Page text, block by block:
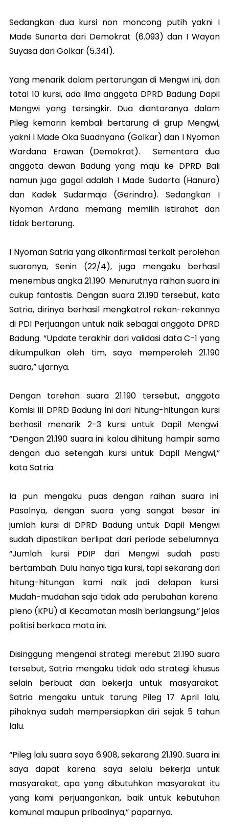
Sedangkan dua kursi non moncong putih yakni I
Made Sunarta dari Demokrat (6.093) dan I Wayan
Suyasa dari Golkar (5.341).
Yang menarik dalam pertarungan di Mengwi ini, dari
total 10 kursi, ada lima anggota DPRD Badung Dapil
Mengwi yang tersingkir. Dua diantaranya dalam
Pileg kemarin kembali bertarung di grup Mengwi,
yakni I Made Oka Suadnyana (Golkar) dan I Nyoman
Wardana Erawan (Demokrat). Sementara dua
anggota dewan Badung yang maju ke DPRD Bali
namun juga gagal adalah I Made Sudarta (Hanura)
dan Kadek Sudarmaja (Gerindra). Sedangkan I
Nyoman Ardana memang memilih istirahat dan
tidak bertarung.
I Nyoman Satria yang dikonfirmasi terkait perolehan
suaranya, Senin (22/4), juga mengaku berhasil
menembus angka 21.190. Menurutnya raihan suara ini
cukup fantastis. Dengan suara 21.190 tersebut, kata
Satria, dirinya berhasil mengkatrol rekan-rekannya
di PDI Perjuangan untuk naik sebagai anggota DPRD
Badung. “Update terakhir dari validasi data C-1 yang
dikumpulkan oleh tim, saya memperoleh 21.190
suara,” ujarnya.
Dengan torehan suara 21.190 tersebut, anggota
Komisi III DPRD Badung ini dari hitung-hitungan kursi
berhasil menarik 2-3 kursi untuk Dapil Mengwi.
“Dengan 21.190 suara ini kalau dihitung hampir sama
dengan dua setengah kursi untuk Dapil Mengwi,”
kata Satria.
Ia pun mengaku puas dengan raihan suara ini.
Pasalnya, dengan suara yang sangat besar ini
jumlah kursi di DPRD Badung untuk Dapil Mengwi
sudah dipastikan berlipat dari periode sebelumnya.
“Jumlah kursi PDIP dari Mengwi sudah pasti
bertambah. Dulu hanya tiga kursi, tapi sekarang dari
hitung-hitungan kami naik jadi delapan kursi.
Mudah-mudahan saja tidak ada perubahan karena
pleno (KPU) di Kecamatan masih berlangsung,” jelas
politisi berkaca mata ini.
Disinggung mengenai strategi merebut 21.190 suara
tersebut, Satria mengaku tidak ada strategi khusus
selain berbuat dan bekerja untuk masyarakat.
Satria mengaku untuk tarung Pileg 17 April lalu,
pihaknya sudah mempersiapkan diri sejak 5 tahun
lalu.
“Pileg lalu suara saya 6.908, sekarang 21.190. Suara ini
saya dapat karena saya selalu bekerja untuk
masyarakat, apa yang dibutuhkan masyarakat itu
yang kami perjuangankan, baik untuk kebutuhan
komunal maupun pribadinya,” paparnya.